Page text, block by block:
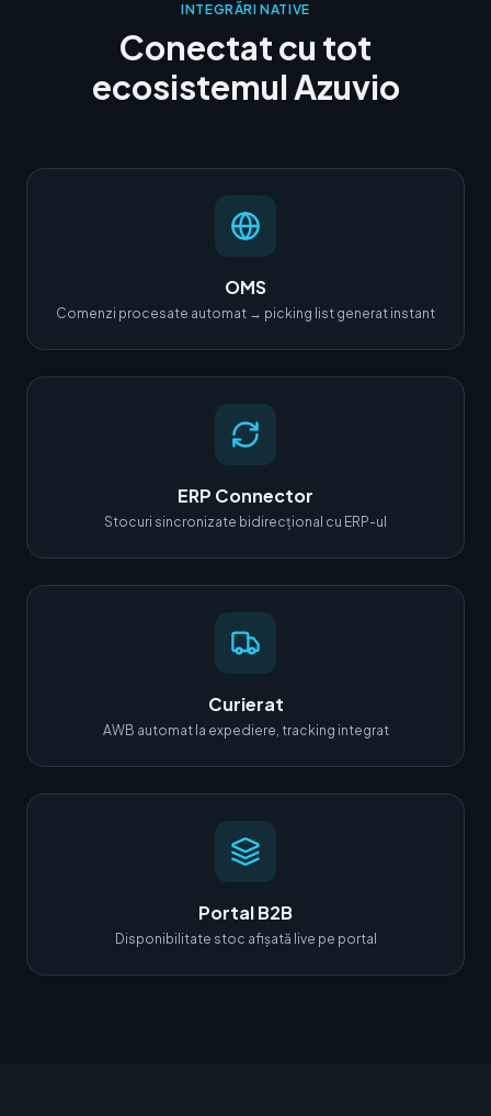
INTEGRĂRI NATIVE
Conectat cu tot
ecosistemul Azuvio
OMS
Comenzi procesate automat → picking list generat instant
ERP Connector
Stocuri sincronizate bidirecțional cu ERP-ul
Curierat
AWB automat la expediere, tracking integrat
Portal B2B
Disponibilitate stoc afișată live pe portal